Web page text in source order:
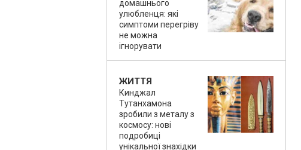
домашнього
улюбленця: які
симптоми перегріву
не можна
ігнорувати
ЖИТТЯ
Кинджал
Тутанхамона
зробили з металу з
космосу: нові
подробиці
унікальної знахідки